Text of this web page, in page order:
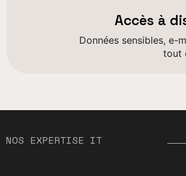
Accès à
Données sensibles, e-
tout
NOS EXPERTISE IT